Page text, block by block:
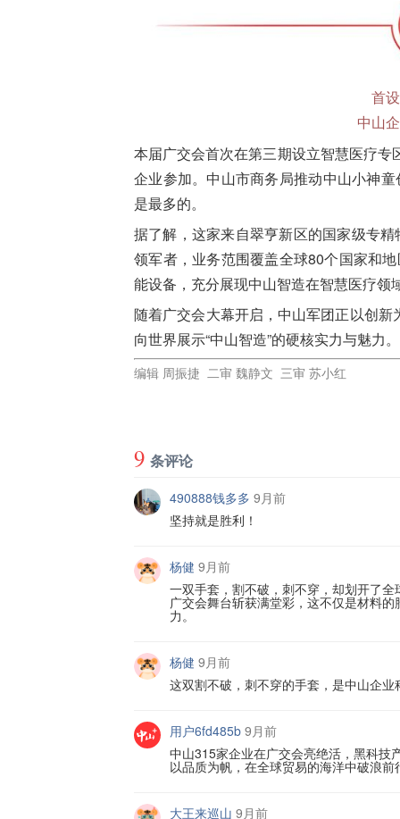
首
中山
本届广交会首次在第三期设立智慧医疗
企业参加。中山市商务局推动中山小神
是最多的。
据了解，这家来自翠亨新区的国家级专
领军者，业务范围覆盖全球80个国家和
能设备，充分展现中山智造在智慧医疗领
随着广交会大幕开启，中山军团正以创
向世界展示“中山智造”的硬核实力与魅力。
编辑 周振捷 二审 魏静文 三审 苏小红
9 条评论
490888钱多多 9月前
坚持就是胜利！
杨健 9月前
一双手套，割不破，刺不穿，却划开了
广交会舞台斩获满堂彩，这不仅是材料
力。
杨健 9月前
这双割不破，刺不穿的手套，是中山企
用户6fd485b 9月前
中山315家企业在广交会亮绝活，黑科技
以品质为帆，在全球贸易的海洋中破浪
大王来巡山 9月前